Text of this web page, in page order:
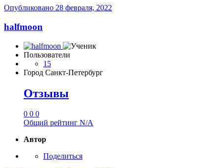
Опубликовано 28 февраля, 2022
halfmoon
Пользователи
15
Город Санкт-Петербург
Отзывы
0 0 0
Общий рейтинг N/A
Автор
Поделиться